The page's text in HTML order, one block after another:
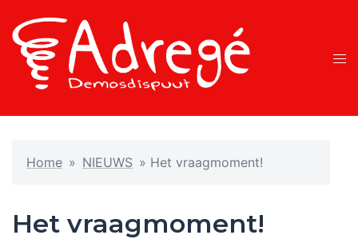
naar
inhoud
Home » NIEUWS » Het vraagmoment!
Het vraagmoment!